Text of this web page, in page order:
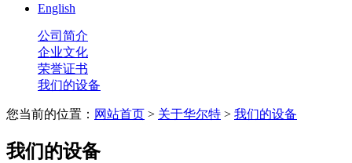
English
公司简介
企业文化
荣誉证书
我们的设备
您当前的位置： 网站首页 > 关于华尔特 > 我们的设备
我们的设备